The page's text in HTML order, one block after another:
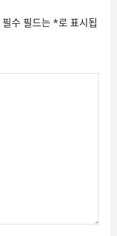
필수 필드는 *로 표시됩